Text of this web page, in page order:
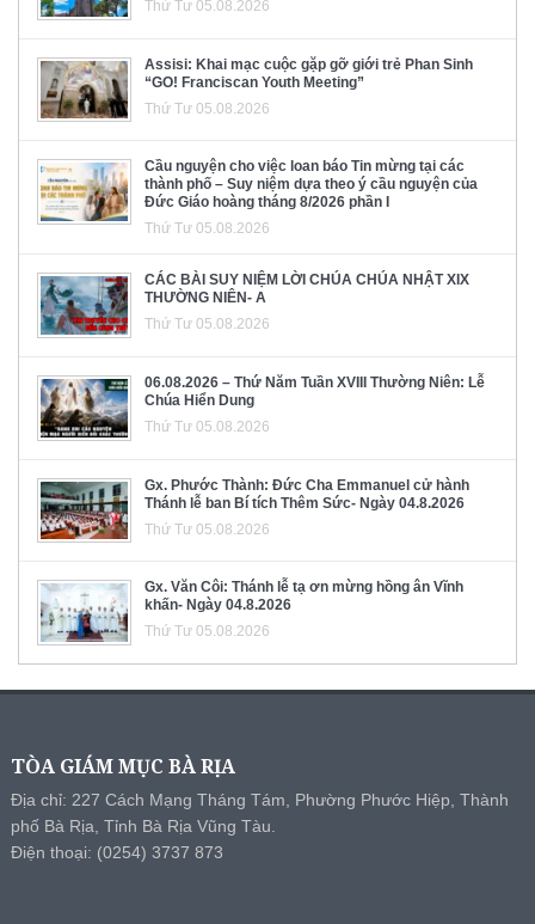
Thứ Tư 05.08.2026
Assisi: Khai mạc cuộc gặp gỡ giới trẻ Phan Sinh
“GO! Franciscan Youth Meeting”
Thứ Tư 05.08.2026
Cầu nguyện cho việc loan báo Tin mừng tại các
thành phố – Suy niệm dựa theo ý cầu nguyện của
Đức Giáo hoàng tháng 8/2026 phần I
Thứ Tư 05.08.2026
CÁC BÀI SUY NIỆM LỜI CHÚA CHÚA NHẬT XIX
THƯỜNG NIÊN- A
Thứ Tư 05.08.2026
06.08.2026 – Thứ Năm Tuần XVIII Thường Niên: Lễ
Chúa Hiển Dung
Thứ Tư 05.08.2026
Gx. Phước Thành: Đức Cha Emmanuel cử hành
Thánh lễ ban Bí tích Thêm Sức- Ngày 04.8.2026
Thứ Tư 05.08.2026
Gx. Văn Côi: Thánh lễ tạ ơn mừng hồng ân Vĩnh
khấn- Ngày 04.8.2026
Thứ Tư 05.08.2026
TÒA GIÁM MỤC BÀ RỊA
Địa chỉ: 227 Cách Mạng Tháng Tám, Phường Phước Hiệp, Thành
phố Bà Rịa, Tỉnh Bà Rịa Vũng Tàu.
Điện thoại: (0254) 3737 873